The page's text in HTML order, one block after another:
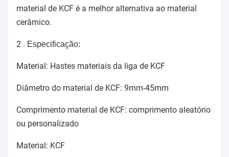
material de KCF é a melhor alternativa ao material
cerâmico.
2 . Especificação:
Material: Hastes materiais da liga de KCF
Diâmetro do material de KCF: 9mm-45mm
Comprimento material de KCF: comprimento aleatório
ou personalizado
Material: KCF